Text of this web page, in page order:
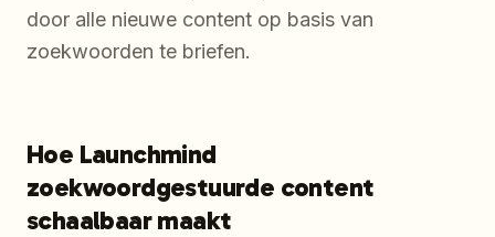
door alle nieuwe content op basis van
zoekwoorden te briefen.
Hoe Launchmind
zoekwoordgestuurde content
schaalbaar maakt